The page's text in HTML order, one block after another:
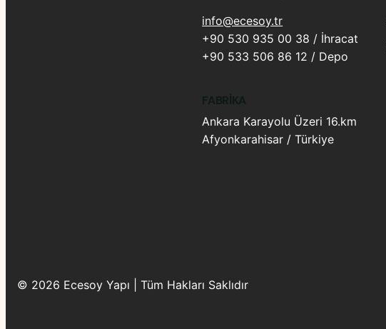
info@ecesoy.tr
+90 530 935 00 38 / İhracat
+90 533 506 86 12 / Depo
FABRIKA
Ankara Karayolu Üzeri 16.km
Afyonkarahisar / Türkiye
© 2026 Ecesoy Yapı | Tüm Hakları Saklıdır